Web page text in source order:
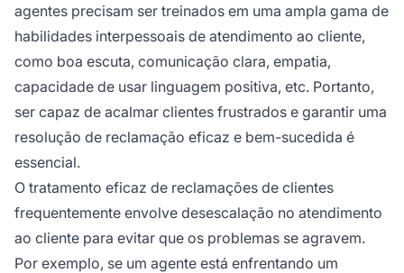
agentes precisam ser treinados em uma ampla gama de
habilidades interpessoais de atendimento ao cliente,
como boa escuta, comunicação clara, empatia,
capacidade de usar linguagem positiva, etc. Portanto,
ser capaz de acalmar clientes frustrados e garantir uma
resolução de reclamação eficaz e bem-sucedida é
essencial.
O tratamento eficaz de reclamações de clientes
frequentemente envolve desescalação no atendimento
ao cliente para evitar que os problemas se agravem.
Por exemplo, se um agente está enfrentando um